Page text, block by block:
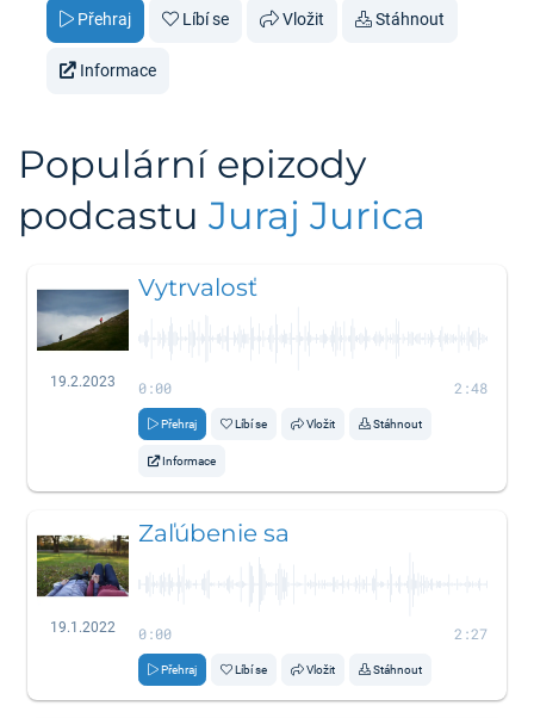
Přehraj Líbí se Vložit Stáhnout
Informace
Populární epizody
podcastu Juraj Jurica
19.2.2023
Vytrvalosť
0:00 2:48
Přehraj Líbí se Vložit Stáhnout
Informace
19.1.2022
Zaľúbenie sa
0:00 2:27
Přehraj Líbí se Vložit Stáhnout